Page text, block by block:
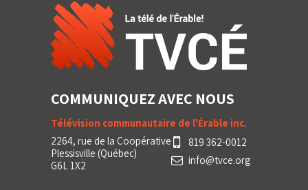
COMMUNIQUEZ AVEC NOUS
Télévision communautaire de l'Érable inc.
2264, rue de la Coopérative
Plessisville (Québec)
G6L 1X2
819 362-0012
info@tvce.org